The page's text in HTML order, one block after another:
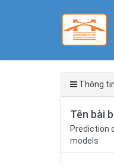
Thông
Tên bài
Prediction
models